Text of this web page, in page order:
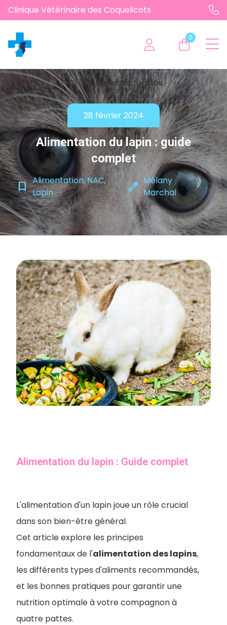
Clinique Vétérinaire des Coquelicots
0
chevron_left Toutes les actualités
28 février 2024
Alimentation du lapin : guide
complet
bookmark_border Alimentation, NAC,
Lapin
edit Mélany
Marchal
Alimentation du lapin : Guide complet
L'alimentation d'un lapin joue un rôle crucial
dans son bien-être général.
Cet article explore les principes
fondamentaux de l'alimentation des lapins,
les différents types d'aliments recommandés,
et les bonnes pratiques pour garantir une
nutrition optimale à votre compagnon à
quatre pattes.